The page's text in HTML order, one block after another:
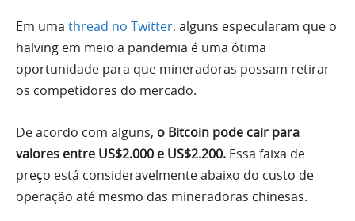
Em uma thread no Twitter, alguns especularam que o
halving em meio a pandemia é uma ótima
oportunidade para que mineradoras possam retirar
os competidores do mercado.
De acordo com alguns, o Bitcoin pode cair para
valores entre US$2.000 e US$2.200. Essa faixa de
preço está consideravelmente abaixo do custo de
operação até mesmo das mineradoras chinesas.